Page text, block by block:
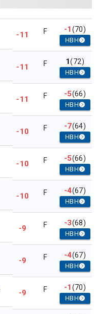
-11 F -1(70)
HBH
-11 F 1(72)
HBH
-11 F -5(66)
HBH
-10 F -7(64)
HBH
-10 F -5(66)
HBH
-10 F -4(67)
HBH
-9 F -3(68)
HBH
-9 F -4(67)
HBH
-9 F -1(70)
HBH